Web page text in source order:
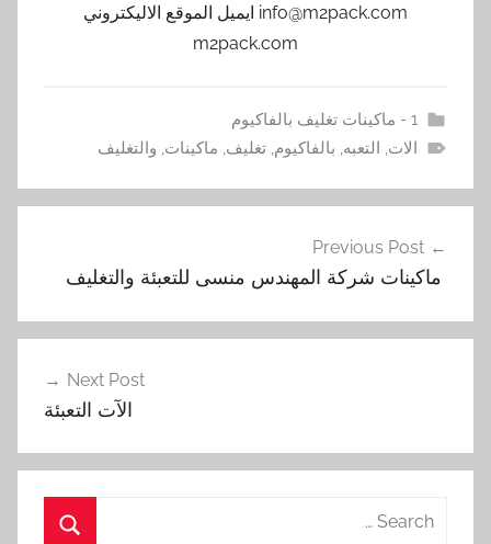
info@m2pack.com ايميل الموقع الاليكتروني
m2pack.com
1 - ماكينات تغليف بالفاكيوم
الات, التعبه, بالفاكيوم,تغليف, ماكينات, والتغليف
المقالات
Previous Post
‏ ماكينات شركة المهندس منسى للتعبئة والتغليف
Next Post
الآت التعبئة
Search